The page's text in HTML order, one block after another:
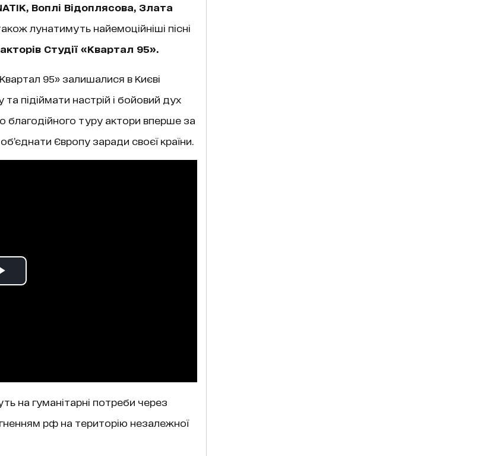
Воплі Відоплясова, Злата
лунатимуть найемоційніші пісні
Студії «Квартал 95».
95» залишалися в Києві
підіймати настрій і бойовий дух
туру актори вперше за
Європу заради своєї країни.
на гуманітарні потреби через
рф на територію незалежної